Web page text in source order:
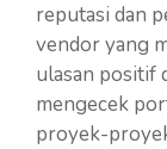
reputasi dan
vendor yang
ulasan positif
mengecek
proyek-